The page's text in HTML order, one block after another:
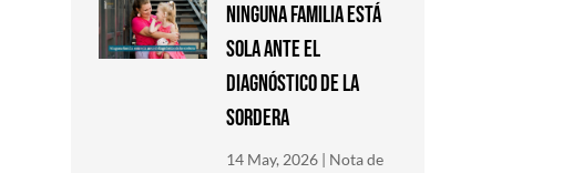
NINGUNA FAMILIA ESTÁ
SOLA ANTE EL
DIAGNÓSTICO DE LA
SORDERA
14 May, 2026 | Nota de